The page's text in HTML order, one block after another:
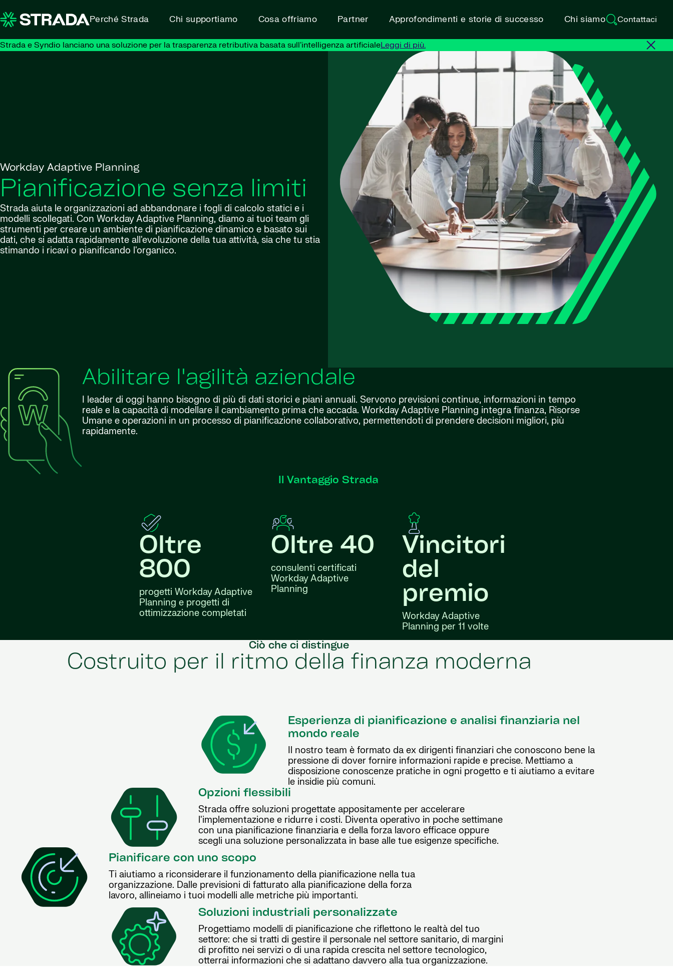
Perché Strada Chi supportiamo Cosa offriamo Partner Approfondimenti e storie di successo Chi siamo Contattaci
Strada e Syndio lanciano una soluzione per la trasparenza retributiva basata sull'intelligenza artificialeLeggi di più.
Workday Adaptive Planning
Pianificazione senza limiti
Strada aiuta le organizzazioni ad abbandonare i fogli di calcolo statici e i
modelli scollegati. Con Workday Adaptive Planning, diamo ai tuoi team gli
strumenti per creare un ambiente di pianificazione dinamico e basato sui
dati, che si adatta rapidamente all'evoluzione della tua attività, sia che tu stia
stimando i ricavi o pianificando l'organico.
Abilitare l'agilità aziendale
I leader di oggi hanno bisogno di più di dati storici e piani annuali. Servono previsioni continue, informazioni in tempo
reale e la capacità di modellare il cambiamento prima che accada. Workday Adaptive Planning integra finanza, Risorse
Umane e operazioni in un processo di pianificazione collaborativo, permettendoti di prendere decisioni migliori, più
rapidamente.
Il Vantaggio Strada
Oltre
800
progetti Workday Adaptive
Planning e progetti di
ottimizzazione completati
Oltre 40
consulenti certificati
Workday Adaptive
Planning
Vincitori
del
premio
Workday Adaptive
Planning per 11 volte
Ciò che ci distingue
Costruito per il ritmo della finanza moderna
Esperienza di pianificazione e analisi finanziaria nel
mondo reale
Il nostro team è formato da ex dirigenti finanziari che conoscono bene la
pressione di dover fornire informazioni rapide e precise. Mettiamo a
disposizione conoscenze pratiche in ogni progetto e ti aiutiamo a evitare
le insidie più comuni.
Opzioni flessibili
Strada offre soluzioni progettate appositamente per accelerare
l'implementazione e ridurre i costi. Diventa operativo in poche settimane
con una pianificazione finanziaria e della forza lavoro efficace oppure
scegli una soluzione personalizzata in base alle tue esigenze specifiche.
Pianificare con uno scopo
Ti aiutiamo a riconsiderare il funzionamento della pianificazione nella tua
organizzazione. Dalle previsioni di fatturato alla pianificazione della forza
lavoro, allineiamo i tuoi modelli alle metriche più importanti.
Soluzioni industriali personalizzate
Progettiamo modelli di pianificazione che riflettono le realtà del tuo
settore: che si tratti di gestire il personale nel settore sanitario, di margini
di profitto nei servizi o di una rapida crescita nel settore tecnologico,
otterrai informazioni che si adattano davvero alla tua organizzazione.